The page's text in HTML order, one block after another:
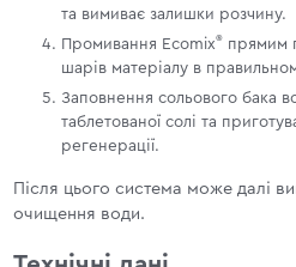
та вимиває залишки розчину.
Промивання Ecomix® прямим
шарів матеріалу в
Заповнення сольового бака
таблетованої солі та
регенерації.
Після цього система може далі
очищення води.